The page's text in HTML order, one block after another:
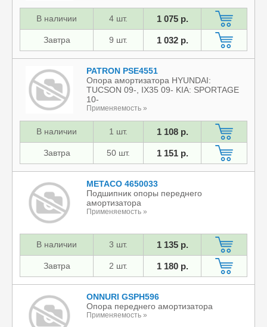
В наличии 4 шт. 1 075 р.
Завтра 9 шт. 1 032 р.
PATRON PSE4551
Опора амортизатора HYUNDAI:
TUCSON 09-, IX35 09- KIA: SPORTAGE
10-
Применяемость »
В наличии 1 шт. 1 108 р.
Завтра 50 шт. 1 151 р.
METACO 4650033
Подшипник опоры переднего
амортизатора
Применяемость »
В наличии 3 шт. 1 135 р.
Завтра 2 шт. 1 180 р.
ONNURI GSPH596
Опора переднего амортизатора
Применяемость »